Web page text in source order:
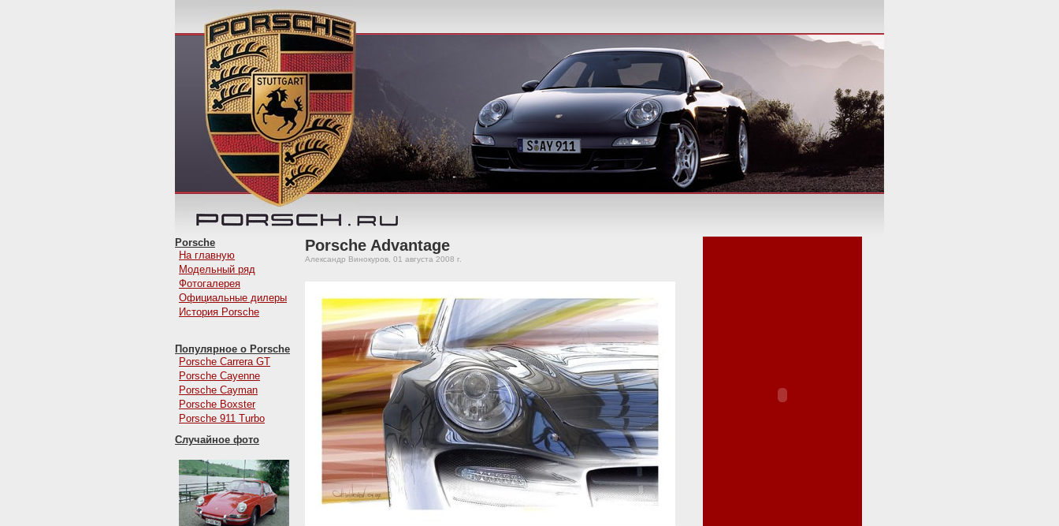
Porsche
На главную
Модельный ряд
Фотогалерея
Официальные дилеры
История Porsche
Популярное о Porsche
Porsche Carrera GT
Porsche Cayenne
Porsche Cayman
Porsche Boxster
Porsche 911 Turbo
Случайное фото
Porsche Advantage
Александр Винокуров, 01 августа 2008 г.